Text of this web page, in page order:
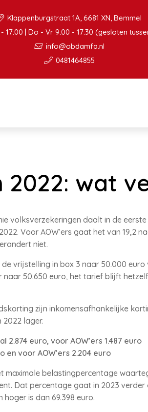
Klappenburgstraat 1A, 6681 XN, Bemmel
17:00 | Do - Vr 9:00 - 17:30 (gesloten
info@obdamfa.nl
0481464855
2022: wat
volksverzekeringen daalt in de
Voor AOW’ers gaat het van 19,2
niet.
de vrijstelling in box 3 naar 50.000
50.650 euro, het tarief blijft
zijn inkomensafhankelijke
lager.
euro, voor AOW’ers 1.487 euro
voor AOW’ers 2.204 euro
maximale belastingpercentage
Dat percentage gaat in 2023 verder
is dan 69.398 euro.